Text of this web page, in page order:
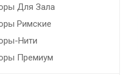
Для Зала
Римские
Нити
Премиум